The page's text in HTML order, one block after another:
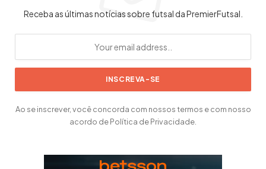
Receba as últimas notícias sobre futsal da PremierFutsal.
Ao se inscrever, você concorda com nossos termos e com nosso
acordo de Política de Privacidade.